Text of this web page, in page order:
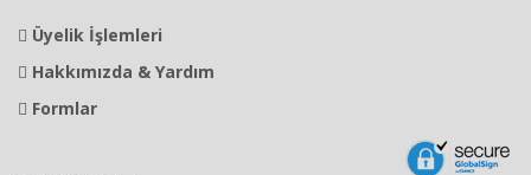
Üyelik İşlemleri
Hakkımızda & Yardım
Formlar